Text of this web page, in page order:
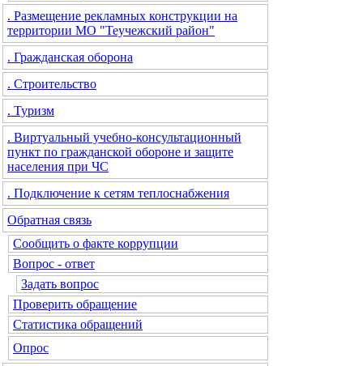
. Размещение рекламных конструкции на
территории МО "Теучежский район"
. Гражданская оборона
. Строительство
. Туризм
. Виртуальный учебно-консультационный
пункт по гражданской обороне и защите
населения при ЧС
. Подключение к сетям теплоснабжения
Обратная связь
Сообщить о факте коррупции
Вопрос - ответ
Задать вопрос
Проверить обращение
Статистика обращений
Опрос